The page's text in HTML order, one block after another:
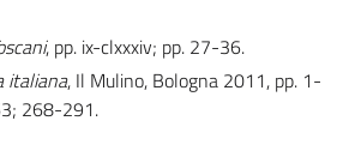
, pp. ix-clxxxiv; pp. 27-36.
italiana, Il Mulino, Bologna 2011, pp. 1-
268-291.